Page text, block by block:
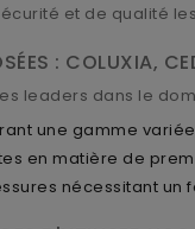
et de qualité
: COLUXIA,
leaders dans le
une gamme
en matière de
nécessitant un